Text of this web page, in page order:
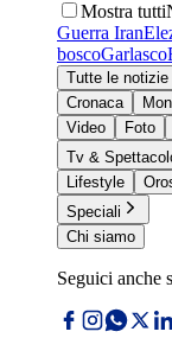
Mostra tutti
Guerra Iran
boscoGarlasco
Tutte le notizie
Cronaca
Video
Foto
Tv &
Lifestyle
Speciali
Chi siamo
Seguici anche